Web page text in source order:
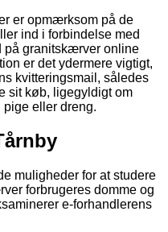
er opmærksom på de
ind i forbindelse med
på granitskærver online
er det ydermere vigtigt,
kvitteringsmail, således
sit køb, ligegyldigt om
pige eller dreng.
muligheder for at studere
forbrugeres domme og
e-forhandlerens